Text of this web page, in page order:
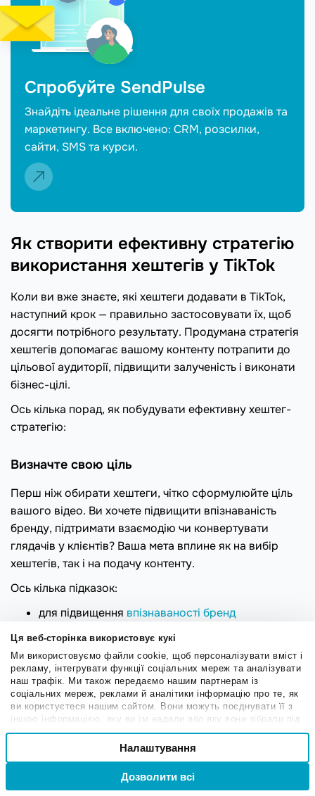
Ця веб-сторінка використовує кукі
Ми використовуємо файли cookie, щоб персоналізувати вміст і
рекламу, інтегрувати функції соціальних мереж та аналізувати
наш трафік. Ми також передаємо нашим партнерам із
соціальних мереж, реклами й аналітики інформацію про те, як
ви користуєтеся нашим сайтом. Вони можуть поєднувати її з
іншою інформацією, яку ви їм надали або яку вони зібрали під
час вашого користування їхніми службами.
Вибір
Привілейовані
Налаштування
Дозволити всі
Спробуйте SendPulse
Знайдіть ідеальне рішення для своїх продажів та
маркетингу. Все включено: CRM, розсилки,
сайти, SMS та курси.
Як створити ефективну стратегію
використання хештегів у TikTok
Коли ви вже знаєте, які хештеги додавати в TikTok,
наступний крок — правильно застосовувати їх, щоб
досягти потрібного результату. Продумана стратегія
хештегів допомагає вашому контенту потрапити до
цільової аудиторії, підвищити залученість і виконати
бізнес-цілі.
Ось кілька порад, як побудувати ефективну хештег-
стратегію:
Визначте свою ціль
Перш ніж обирати хештеги, чітко сформулюйте ціль
вашого відео. Ви хочете підвищити впізнаваність
бренду, підтримати взаємодію чи конвертувати
глядачів у клієнтів? Ваша мета вплине як на вибір
хештегів, так і на подачу контенту.
Ось кілька підказок:
для підвищення впізнаваності бренд
TikTok, щоб охопити ширшу аудиторію.
для взаємодії з нішевою аудиторією
зосередьтеся на хештегах, що пов’язані з вашою
сферою діяльності або спільнотою.
хештегам, щоб створити прямий зв’язок з
вашим продуктом чи пропозицією.
Якщо відео виконує кілька функцій одночасно,